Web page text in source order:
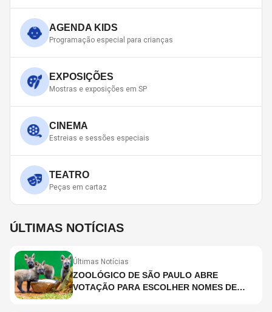
AGENDA KIDS
Programação especial para crianças
EXPOSIÇÕES
Mostras e exposições em SP
CINEMA
Estreias e sessões especiais
TEATRO
Peças em cartaz
ÚLTIMAS NOTÍCIAS
Últimas Notícias
ZOOLÓGICO DE SÃO PAULO ABRE
VOTAÇÃO PARA ESCOLHER NOMES DE